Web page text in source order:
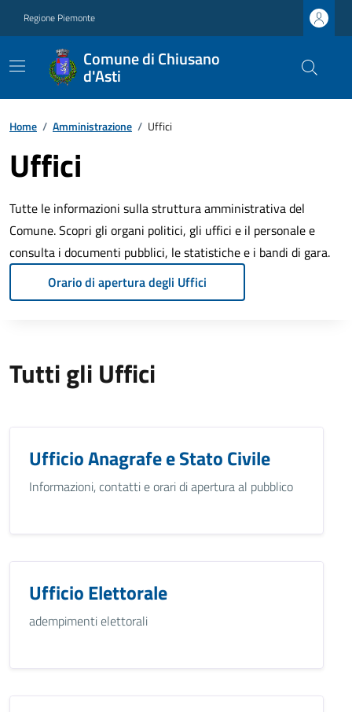
Regione Piemonte
Comune di Chiusano
d'Asti
Home / Amministrazione / Uffici
Uffici
Tutte le informazioni sulla struttura amministrativa del
Comune. Scopri gli organi politici, gli uffici e il personale e
consulta i documenti pubblici, le statistiche e i bandi di gara.
Orario di apertura degli Uffici
Tutti gli Uffici
Ufficio Anagrafe e Stato Civile
Informazioni, contatti e orari di apertura al pubblico
Ufficio Elettorale
adempimenti elettorali